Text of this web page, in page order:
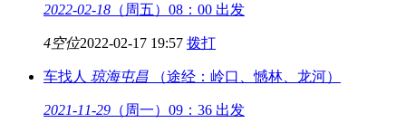
2022-02-18 （周五）08：00 出发
4空位2022-02-17 19:57 拨打
车找人 琼海屯昌 （途经：岭口、憾林、龙河）
2021-11-29 （周一）09：36 出发